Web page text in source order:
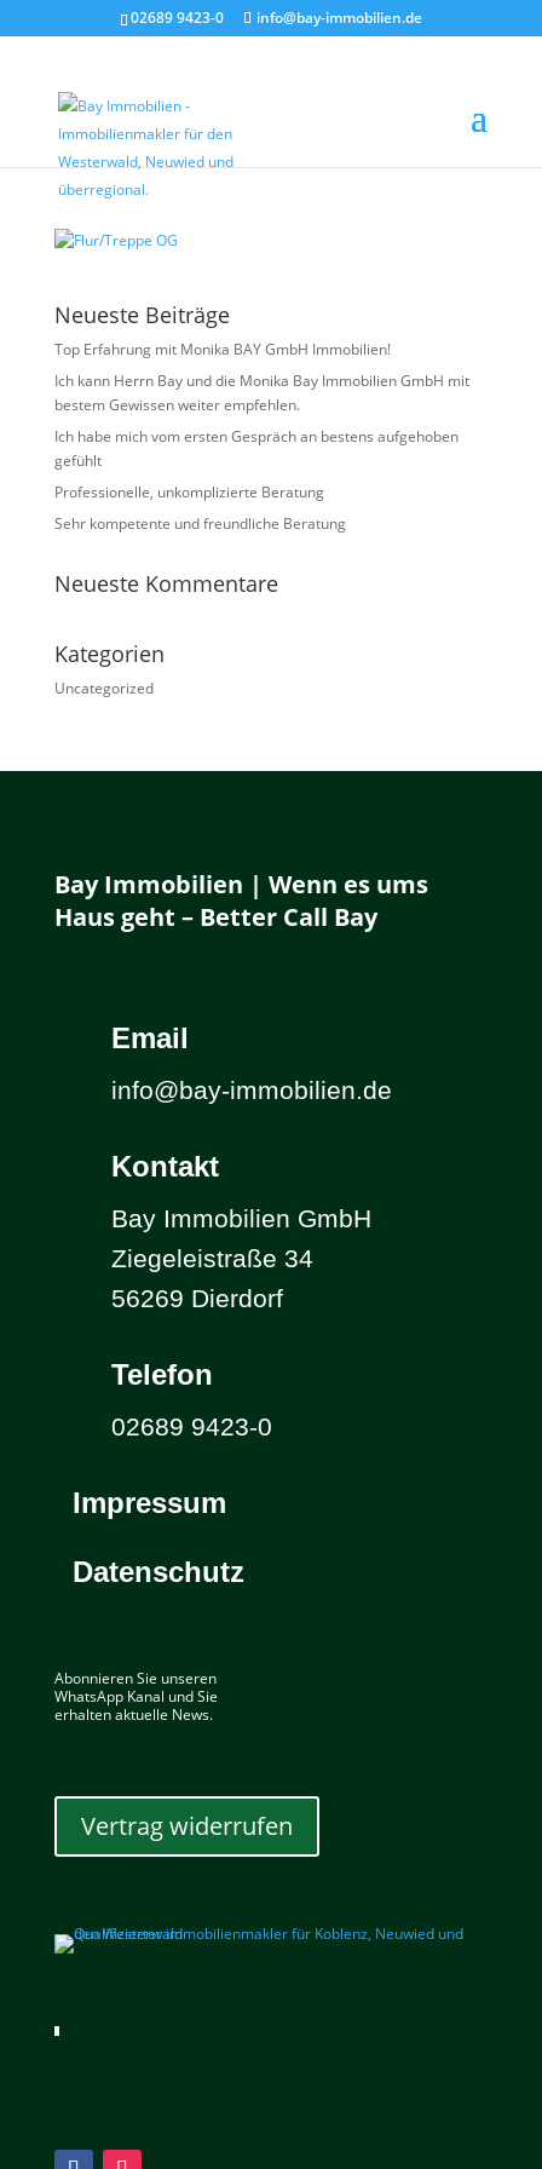
02689 9423-0 info@bay-immobilien.de
Flur/Treppe OG
vonChristian Bay|Juni 1, 2026
Neueste Beiträge
Top Erfahrung mit Monika BAY GmbH Immobilien!
Ich kann Herrn Bay und die Monika Bay Immobilien GmbH mit
bestem Gewissen weiter empfehlen.
Ich habe mich vom ersten Gespräch an bestens aufgehoben
gefühlt
Professionelle, unkomplizierte Beratung
Sehr kompetente und freundliche Beratung
Neueste Kommentare
Kategorien
Uncategorized
Bay Immobilien | Wenn es ums
Haus geht – Better Call Bay
Email
info@bay-immobilien.de
Kontakt
Bay Immobilien GmbH
Ziegeleistraße 34
56269 Dierdorf
Telefon
02689 9423-0
Impressum
Datenschutz
Abonnieren Sie unseren
WhatsApp Kanal und Sie
erhalten aktuelle News.
Vertrag widerrufen